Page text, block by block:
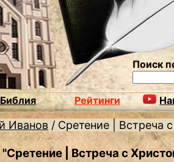
Поиск
Библия Рейтинги
Иванов / Сретение | Встреча
"Сретение | Встреча с